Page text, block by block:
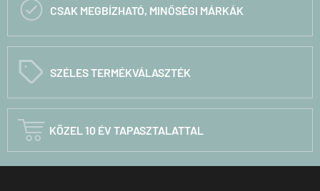
 CSAK MEGBÍZHATÓ, MINŐSÉGI MÁRKÁK
C SZÉLES TERMÉKVÁLASZTÉK
 KÖZEL 10 ÉV TAPASZTALATTAL